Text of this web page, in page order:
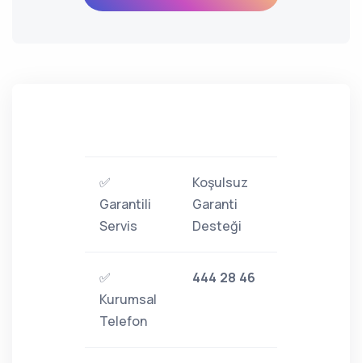
✅
Garantili
Servis
Koşulsuz
Garanti
Desteği
✅
Kurumsal
Telefon
444 28 46